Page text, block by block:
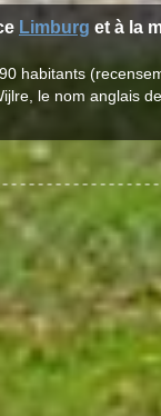
Limburg et à la
habitants
le nom anglais